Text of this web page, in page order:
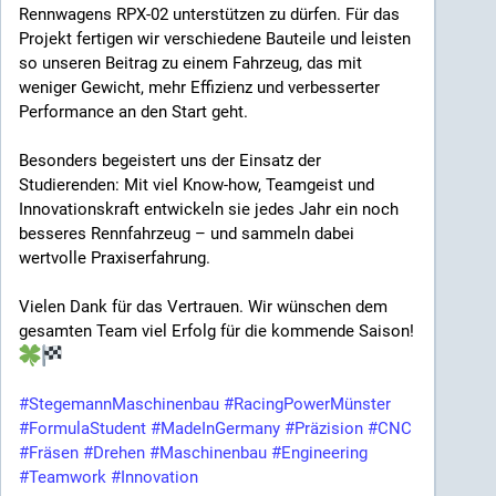
Ob Einzelteil, Prototyp oder Serienfertigung – wir
liefern präzise Ergebnisse, abgestimmt auf die
Anforderungen unserer Kunden.
Präzision beginnt bei der Planung und endet erst mit
der erfolgreichen Auslieferung. Dank moderner
Maschinen, qualifizierter Fachkräfte und
jahrzehntelanger Erfahrung fertigen wir wirtschaftlich,
Als zertifizierter Schweißfachbetrieb nach DIN EN
1090 und DIN EN ISO 3834-3 erfüllen wir
anspruchsvolle Qualitätsstandards für
unterschiedlichste Projekte.
Gemeinsam Lösungen entwickeln
Bei Stegemann Maschinenbau verstehen wir
Rennwagens RPX-02 unterstützen zu dürfen. Für das
Projekt fertigen wir verschiedene Bauteile und leisten
so unseren Beitrag zu einem Fahrzeug, das mit
weniger Gewicht, mehr Effizienz und verbesserter
Performance an den Start geht.
Besonders begeistert uns der Einsatz der
Studierenden: Mit viel Know-how, Teamgeist und
Innovationskraft entwickeln sie jedes Jahr ein noch
besseres Rennfahrzeug – und sammeln dabei
wertvolle Praxiserfahrung.
Vielen Dank für das Vertrauen. Wir wünschen dem
gesamten Team viel Erfolg für die kommende Saison!
#StegemannMaschinenbau #RacingPowerMünster
#FormulaStudent #MadeInGermany #Präzision #CNC
#Fräsen #Drehen #Maschinenbau #Engineering
#Teamwork #Innovation